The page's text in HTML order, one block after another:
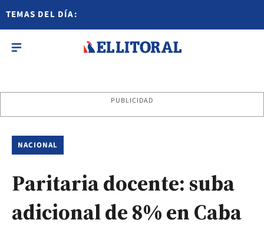
TEMAS DEL DÍA:
PUBLICIDAD
NACIONAL
Paritaria docente: suba
adicional de 8% en Caba